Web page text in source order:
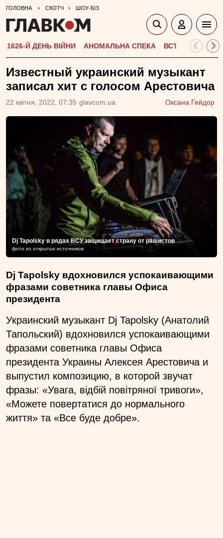
ГОЛОВНА СКОТЧ ШОУ-БІЗ
1626-Й ДЕНЬ ВІЙНИ АНОМАЛЬНА СПЕКА ВСТУПНА
Известный украинский музыкант
записал хит с голосом Арестовича
22 квiтня, 2022, 07:35 glavcom.ua Оксана Гейдор
Dj Tapolsky в рядах ВСУ защищает страну от рашистов
фото из открытых источников
Dj Tapolsky вдохновился успокаивающими
фразами советника главы Офиса
президента
Украинский музыкант Dj Tapolsky (Анатолий
Тапольский) вдохновился успокаивающими
фразами советника главы Офиса
президента Украины Алексея Арестовича и
выпустил композицию, в которой звучат
фразы: «Увага, відбій повітряної тривоги»,
«Можете повертатися до нормального
життя» та «Все буде добре».